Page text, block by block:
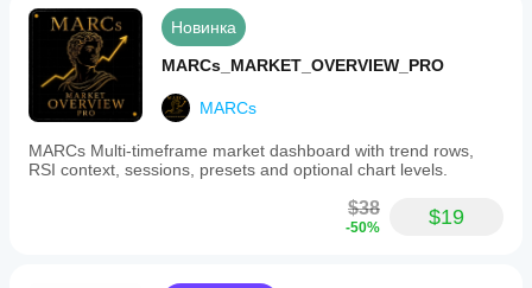
Новинка
MARCs_MARKET_OVERVIEW_PRO
MARCs
MARCs Multi-timeframe market dashboard with trend rows,
RSI context, sessions, presets and optional chart levels.
$38
-50% $19